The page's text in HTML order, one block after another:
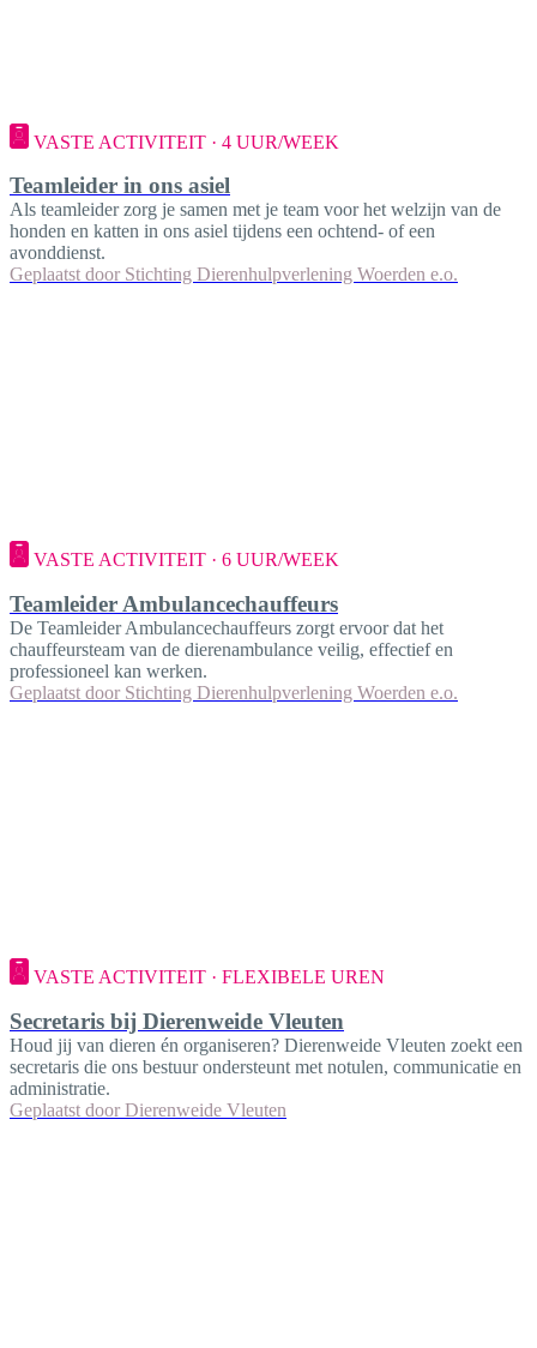
VASTE ACTIVITEIT · 4 UUR/WEEK
Teamleider in ons asiel
Als teamleider zorg je samen met je team voor het welzijn van de
honden en katten in ons asiel tijdens een ochtend- of een
avonddienst.
Geplaatst door Stichting Dierenhulpverlening Woerden e.o.
VASTE ACTIVITEIT · 6 UUR/WEEK
Teamleider Ambulancechauffeurs
De Teamleider Ambulancechauffeurs zorgt ervoor dat het
chauffeursteam van de dierenambulance veilig, effectief en
professioneel kan werken.
Geplaatst door Stichting Dierenhulpverlening Woerden e.o.
VASTE ACTIVITEIT · FLEXIBELE UREN
Secretaris bij Dierenweide Vleuten
Houd jij van dieren én organiseren? Dierenweide Vleuten zoekt een
secretaris die ons bestuur ondersteunt met notulen, communicatie en
administratie.
Geplaatst door Dierenweide Vleuten